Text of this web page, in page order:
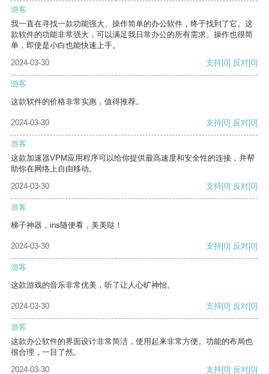
游客
我一直在寻找一款功能强大、操作简单的办公软件，终于找到了它。这
款软件的功能非常强大，可以满足我日常办公的所有需求。操作也很简
单，即使是小白也能快速上手。
2024-03-30
支持[0] 反对[0]
游客
这款软件的价格非常实惠，值得推荐。
2024-03-30 支持[0] 反对[0]
游客
这款加速器VPM应用程序可以给你提供最高速度和安全性的连接，并帮
助你在网络上自由移动。
2024-03-30
支持[0] 反对[0]
游客
梯子神器，ins随便看，美美哒！
2024-03-30 支持[0] 反对[0]
游客
这款游戏的音乐非常优美，听了让人心旷神怡。
2024-03-30 支持[0] 反对[0]
游客
这款办公软件的界面设计非常简洁，使用起来非常方便。功能的布局也
很合理，一目了然。
2024-03-30
支持[0] 反对[0]